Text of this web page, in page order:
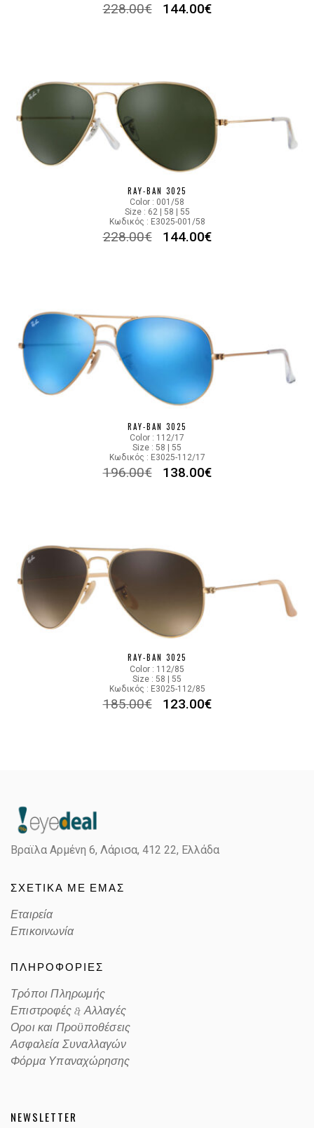
228.00€ 144.00€
RAY-BAN 3025
Color : 001/58
Size : 62 | 58 | 55
Κωδικός : E3025-001/58
228.00€ 144.00€
RAY-BAN 3025
Color : 112/17
Size : 58 | 55
Κωδικός : E3025-112/17
196.00€ 138.00€
RAY-BAN 3025
Color : 112/85
Size : 58 | 55
Κωδικός : E3025-112/85
185.00€ 123.00€
Βραϊλα Αρμένη 6, Λάρισα, 412 22, Ελλάδα
ΣΧΕΤΙΚΑ ΜΕ ΕΜΑΣ
Εταιρεία
Επικοινωνία
ΠΛΗΡΟΦΟΡΙΕΣ
Τρόποι Πληρωμής
Επιστροφές & Αλλαγές
Οροι και Προϋποθέσεις
Ασφαλεία Συναλλαγών
Φόρμα Υπαναχώρησης
NEWSLETTER